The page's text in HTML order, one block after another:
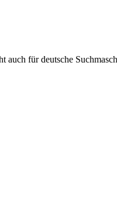
auch für deutsche